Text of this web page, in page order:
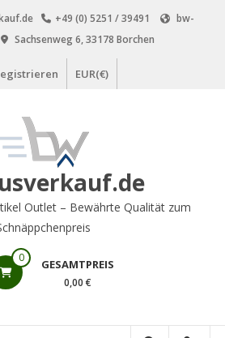
+49 (0) 5251 / 39491
bw-
Sachsenweg 6, 33178 Borchen
EUR(€)
Outlet – Bewährte Qualität zum
0 GESAMTPREIS
0,00 €